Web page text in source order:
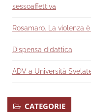
sessoaffettiva
Rosamaro. La violenza
Dispensa didattica
ADV a Università
CATEGORIE